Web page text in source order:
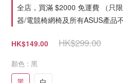
全店，買滿 $2000 免運費 （只
器/電競椅網椅及所有ASUS產品
HK$299.00
HK$149.00
顏色 : 黑